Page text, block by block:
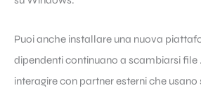
Puoi anche installare una nuova
dipendenti continuano a scambiarsi file
interagire con partner esterni che